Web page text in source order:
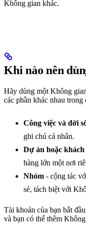
Không gian khác.
Khi nào nên
Hãy dùng một Không
các phần khác nhau trong
Công việc và đời
ghi chú cá nhân.
Dự án hoặc khách
hàng lớn một nơi
Nhóm - cộng tác
sẻ, tách biệt với
Tài khoản của bạn bắt
và bạn có thể thêm